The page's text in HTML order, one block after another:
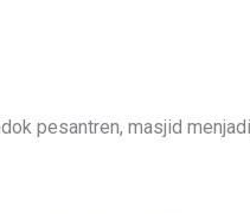
pesantren, masjid